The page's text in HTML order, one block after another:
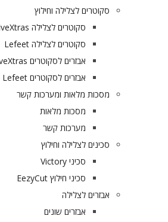
סקוטרים לצלילה וחילוץ
סקוטרים לצלילה DiveXtras
סקוטרים לצלילה Lefeet
אבזרים לסקוטרים DiveXtras
אבזרים לסקוטרים Lefeet
מסכות מלאות ומערכות קשר
מסכות מלאות
מערכות קשר
סכינים לצלילה וחילוץ
סכיני Victory
סכיני חילוץ EezyCut
אבזרים לצלילה
אבזרים שונים